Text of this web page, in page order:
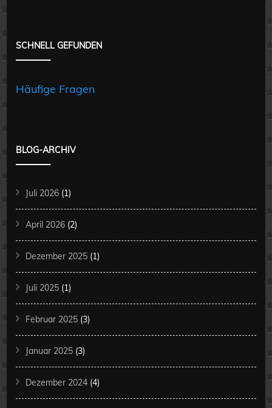
SCHNELL GEFUNDEN
Häufige Fragen
BLOG-ARCHIV
Juli 2026 (1)
April 2026 (2)
Dezember 2025 (1)
Juli 2025 (1)
Februar 2025 (3)
Januar 2025 (3)
Dezember 2024 (4)